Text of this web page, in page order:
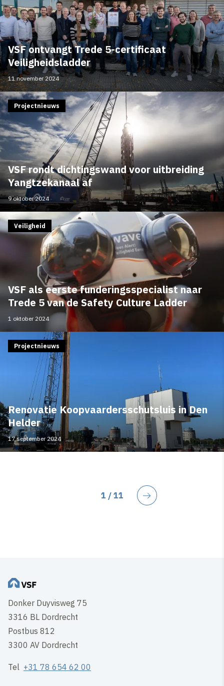
VSF ontvangt Trede 5-certificaat
Veiligheidsladder
11 november 2024
VSF rondt dichtingswand voor uitbreiding
Yangtzekanaal af
Projectnieuws
9 oktober 2024
VSF als eerste funderingsspecialist naar
Trede 5 van de Safety Culture Ladder
Veiligheid
1 oktober 2024
Renovatie Koopvaardersschutsluis in Den
Helder
Projectnieuws
17 september 2024
Huidige pagina
1 / 11
Volgende
Donker Duyvisweg 75
3316 BL Dordrecht
Postbus 812
3300 AV Dordrecht
Tel +31 78 654 62 00